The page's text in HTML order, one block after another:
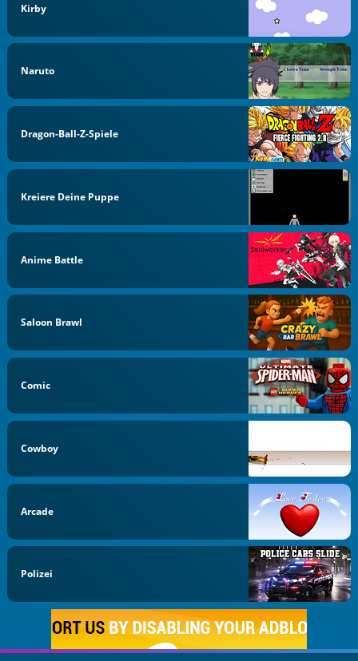
Kirby
Naruto
Dragon-Ball-Z-Spiele
Kreiere Deine Puppe
Anime Battle
Saloon Brawl
Comic
Cowboy
Arcade
Polizei